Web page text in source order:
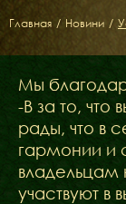
Главная / Новини /
Мы
-В за то,
рады, что в
гармонии и
владельцам
участвуют в
БІБЛІОТЕКА
МІФИ
ФАКТИ
БЛОГ
ГАЛЕРЕЇ